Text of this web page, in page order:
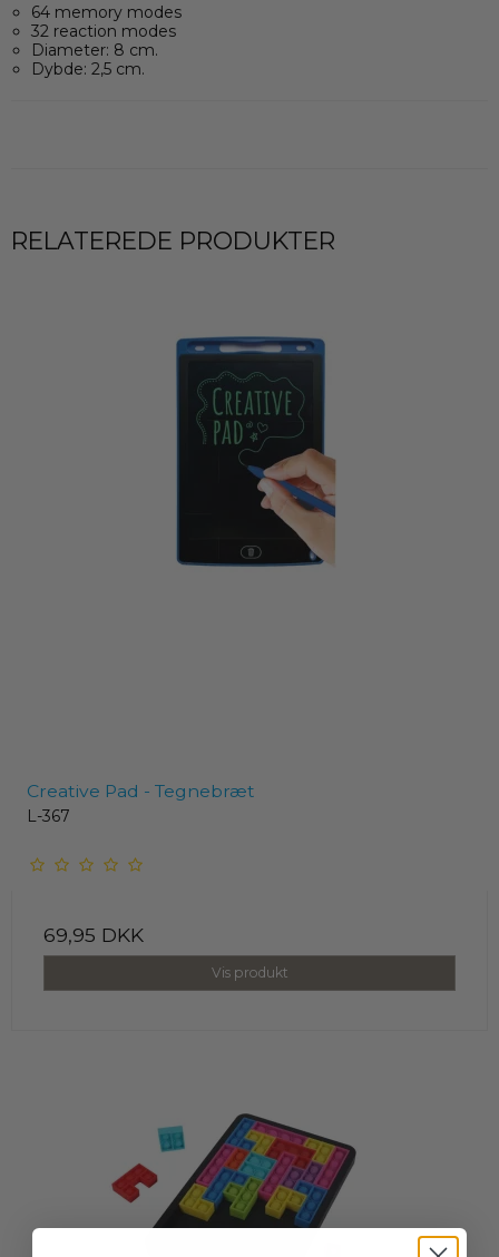
64 memory modes
32 reaction modes
Diameter: 8 cm.
Dybde: 2,5 cm.
RELATEREDE PRODUKTER
Creative Pad - Tegnebræt
L-367
69,95 DKK
Vis produkt